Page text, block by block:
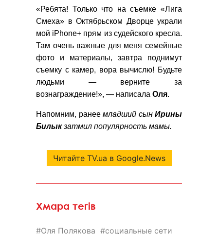
«Ребята! Только что на съемке «Лига
Смеха» в Октябрьском Дворце украли
мой iPhone+ прям из судейского кресла.
Там очень важные для меня семейные
фото и материалы, завтра поднимут
съемку с камер, вора вычислю! Будьте
людьми — верните за
вознаграждение!», — написала Оля.
Напомним, ранее младший сын Ирины
Билыкзатмил популярность мамы.
Читайте TV.ua в Google.News
Хмара тегів
Оля Полякова
социальные сети